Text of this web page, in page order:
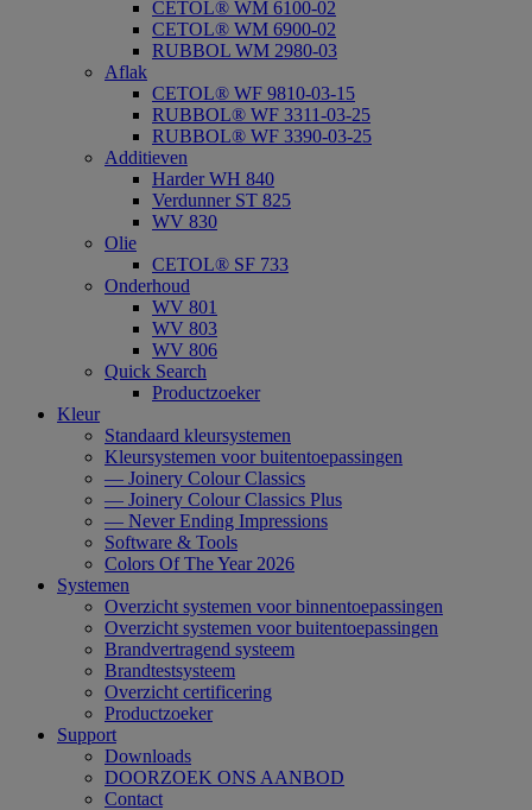
CETOL® WM 6100-02
CETOL® WM 6900-02
RUBBOL WM 2980-03
Aflak
CETOL® WF 9810-03-15
RUBBOL® WF 3311-03-25
RUBBOL® WF 3390-03-25
Additieven
Harder WH 840
Verdunner ST 825
WV 830
Olie
CETOL® SF 733
Onderhoud
WV 801
WV 803
WV 806
Quick Search
Productzoeker
Kleur
Standaard kleursystemen
Kleursystemen voor buitentoepassingen
— Joinery Colour Classics
— Joinery Colour Classics Plus
— Never Ending Impressions
Software & Tools
Colors Of The Year 2026
Systemen
Overzicht systemen voor binnentoepassingen
Overzicht systemen voor buitentoepassingen
Brandvertragend systeem
Brandtestsysteem
Overzicht certificering
Productzoeker
Support
Downloads
DOORZOEK ONS AANBOD
Contact